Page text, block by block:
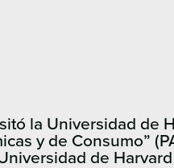
la Universidad de
y de Consumo”
de